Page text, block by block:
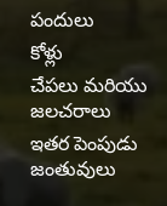
పందులు
కోళ్లు
చేపలు మరియు
జలచరాలు
ఇతర పెంపుడు
జంతువులు